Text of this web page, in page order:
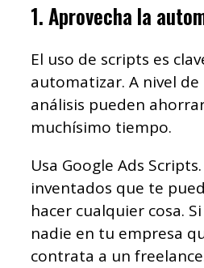
1. Aprovecha la
El uso de scripts es
automatizar. A nivel
análisis pueden
muchísimo tiempo.
Usa Google Ads
inventados que te
hacer cualquier cosa.
nadie en tu empresa
contrata a un